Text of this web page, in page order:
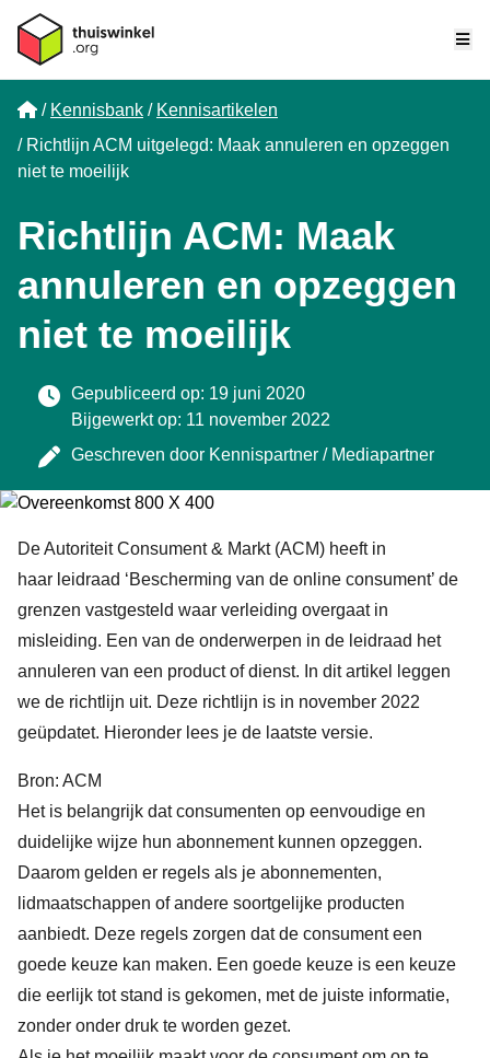
Home
Kennisbank
Kennisartikelen
Richtlijn ACM uitgelegd: Maak annuleren en opzeggen
niet te moeilijk
Richtlijn ACM: Maak
annuleren en opzeggen
niet te moeilijk
Gepubliceerd op: 19 juni 2020
Bijgewerkt op: 11 november 2022
Geschreven door Kennispartner / Mediapartner
De Autoriteit Consument & Markt (ACM) heeft in
haar leidraad ‘Bescherming van de online consument’ de
grenzen vastgesteld waar verleiding overgaat in
misleiding. Een van de onderwerpen in de leidraad het
annuleren van een product of dienst. In dit artikel leggen
we de richtlijn uit. Deze richtlijn is in november 2022
geüpdatet. Hieronder lees je de laatste versie.
Bron: ACM
Het is belangrijk dat consumenten op eenvoudige en
duidelijke wijze hun abonnement kunnen opzeggen.
Daarom gelden er regels als je abonnementen,
lidmaatschappen of andere soortgelijke producten
aanbiedt. Deze regels zorgen dat de consument een
goede keuze kan maken. Een goede keuze is een keuze
die eerlijk tot stand is gekomen, met de juiste informatie,
zonder onder druk te worden gezet.